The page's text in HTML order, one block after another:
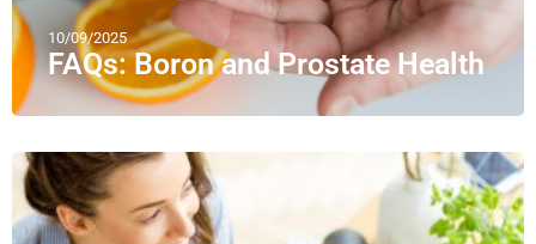
10/09/2025
FAQs: Boron and Prostate Health